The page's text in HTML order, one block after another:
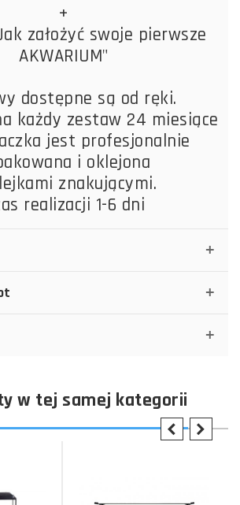
+
założyć swoje pierwsze
AKWARIUM"
dostępne są od ręki.
każdy zestaw 24 miesiące
jest profesjonalnie
i oklejona
znakującymi.
realizacji 1-6 dni
w tej samej kategorii